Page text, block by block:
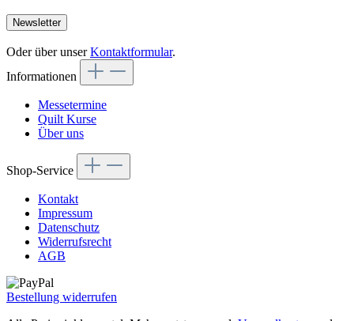
Newsletter
Oder über unserKontaktformular.
Informationen
Messetermine
Quilt Kurse
Über uns
Shop-Service
Kontakt
Impressum
Datenschutz
Widerrufsrecht
AGB
Bestellung widerrufen